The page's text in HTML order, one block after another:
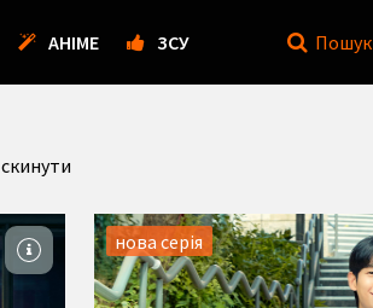
АНІМЕ ЗСУ Пошук
скинути
нова серія